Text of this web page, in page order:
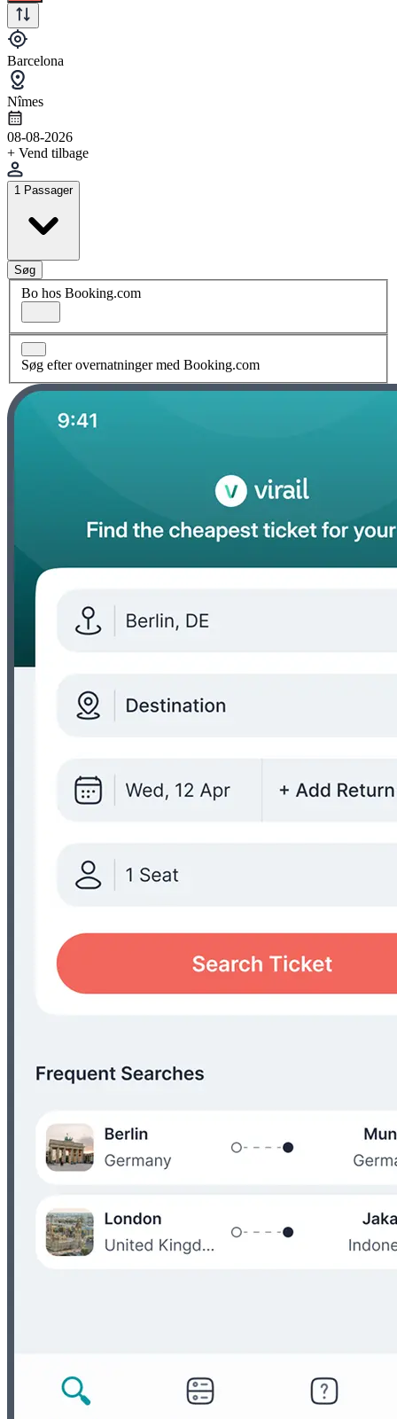
Barcelona
Nîmes
08-08-2026
+ Vend tilbage
1 Passager
Søg
Bo hos Booking.com
Søg efter overnatninger med Booking.com